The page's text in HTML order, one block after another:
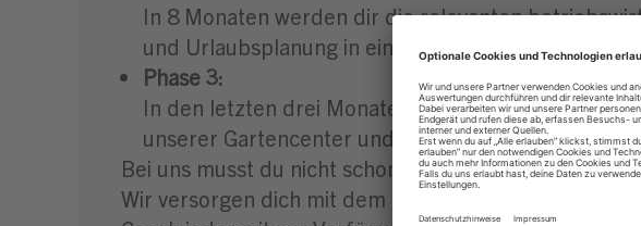
In 8 Monaten werden dir die relevanten
und Urlaubsplanung in einem ausgewählten Markt
Phase 3:
In den letzten drei Monaten des
unserer Gartencenter und kannst deine
Bei uns musst du nicht schon alles können, aber Lust
Wir versorgen dich mit dem besten Input um ein